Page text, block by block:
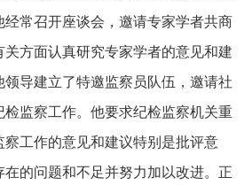
常召开座谈会，邀请专家学者共商
关方面认真研究专家学者的意见和建
导建立了特邀监察员队伍，邀请社
监察工作。他要求纪检监察机关重
工作的意见和建议特别是批评意
在的问题和不足并努力加以改进。正